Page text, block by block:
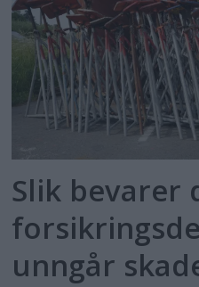
Slik bevarer
unngår